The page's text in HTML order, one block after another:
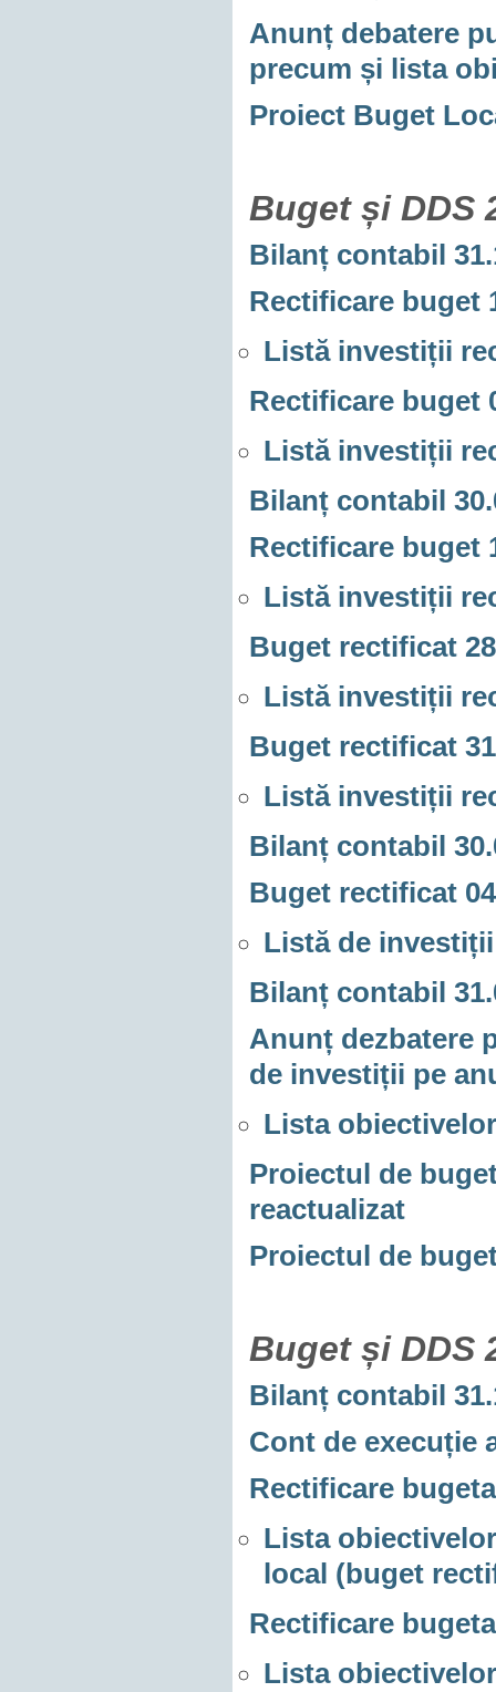
Anunț debatere
precum și lista
Proiect Buget
Buget și DDS
Bilanț contabil
Rectificare buget
Listă investiții
Rectificare buget
Listă investiții
Bilanț contabil
Rectificare buget
Listă investiții
Buget rectificat
Listă investiții
Buget rectificat
Listă investiții
Bilanț contabil
Buget rectificat
Listă de investiții
Bilanț contabil
Anunț dezbatere
de investiții pe
Lista
Proiectul de
reactualizat
Proiectul de
Buget și DDS
Bilanț contabil
Cont de execuție
Rectificare
Lista
local (buget
Rectificare
Lista